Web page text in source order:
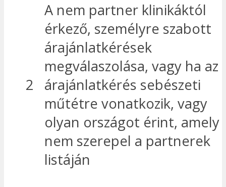
2
A nem partner klinikáktól
érkező, személyre szabott
árajánlatkérések
megválaszolása, vagy ha az
árajánlatkérés sebészeti
műtétre vonatkozik, vagy
olyan országot érint, amely
nem szerepel a partnerek
listáján